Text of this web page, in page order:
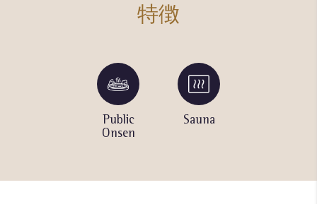
特徴
Public
Onsen
Sauna